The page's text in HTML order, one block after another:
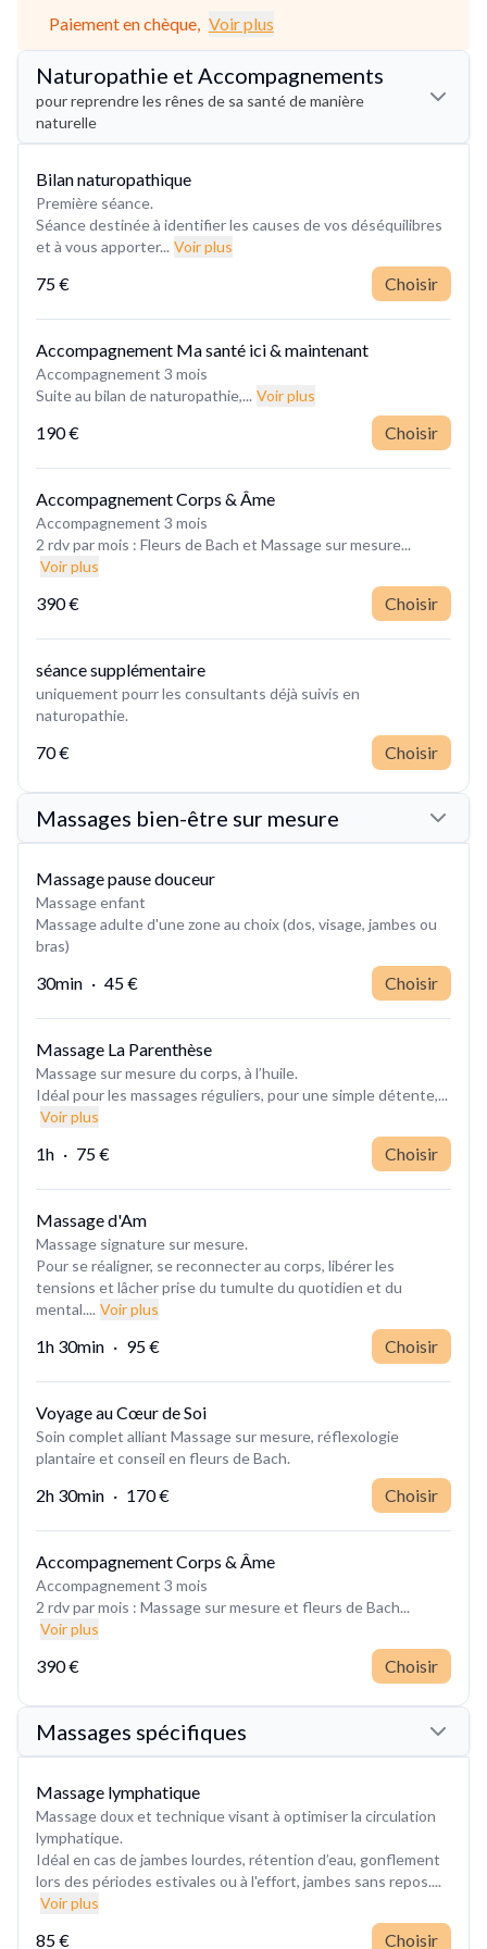
Paiement en chèque, Voir plus
Naturopathie et Accompagnements
pour reprendre les rênes de sa santé de manière
naturelle
Bilan naturopathique
Première séance.
Séance destinée à identifier les causes de vos déséquilibres
et à vous apporter... Voir plus
75 € Choisir
Accompagnement Ma santé ici & maintenant
Accompagnement 3 mois
Suite au bilan de naturopathie,... Voir plus
190 € Choisir
Accompagnement Corps & Âme
Accompagnement 3 mois
2 rdv par mois : Fleurs de Bach et Massage sur mesure...
Voir plus
390 € Choisir
séance supplémentaire
uniquement pourr les consultants déjà suivis en
naturopathie.
70 € Choisir
Massages bien-être sur mesure
Massage pause douceur
Massage enfant
Massage adulte d'une zone au choix (dos, visage, jambes ou
bras)
30min · 45 € Choisir
Massage La Parenthèse
Massage sur mesure du corps, à l’huile.
Idéal pour les massages réguliers, pour une simple détente,...
Voir plus
1h · 75 € Choisir
Massage d'Am
Massage signature sur mesure.
Pour se réaligner, se reconnecter au corps, libérer les
tensions et lâcher prise du tumulte du quotidien et du
mental.... Voir plus
1h 30min · 95 € Choisir
Voyage au Cœur de Soi
Soin complet alliant Massage sur mesure, réflexologie
2h 30min · 170 € Choisir
Accompagnement Corps & Âme
Accompagnement 3 mois
2 rdv par mois : Massage sur mesure et fleurs de Bach...
Voir plus
390 € Choisir
Massages spécifiques
Massage lymphatique
Massage doux et technique visant à optimiser la circulation
lymphatique.
Idéal en cas de jambes lourdes, rétention d’eau, gonflement
lors des périodes estivales ou à l'effort, jambes sans repos....
Voir plus
85 € Choisir